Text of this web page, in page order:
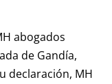
abogados
de Gandía,
declaración, MH